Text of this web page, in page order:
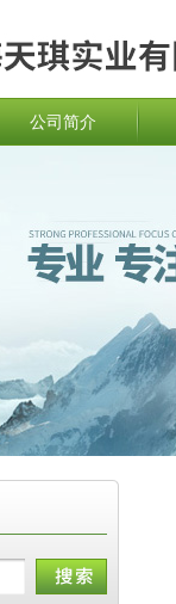
公司简介